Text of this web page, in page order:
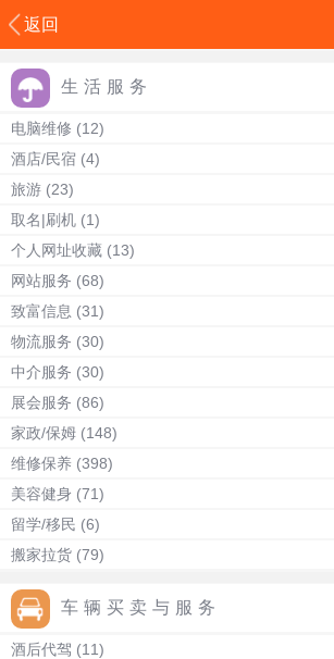
返回
生活服务
电脑维修 (12)
酒店/民宿 (4)
旅游 (23)
取名|刷机 (1)
个人网址收藏 (13)
网站服务 (68)
致富信息 (31)
物流服务 (30)
中介服务 (30)
展会服务 (86)
家政/保姆 (148)
维修保养 (398)
美容健身 (71)
留学/移民 (6)
搬家拉货 (79)
车辆买卖与服务
酒后代驾 (11)